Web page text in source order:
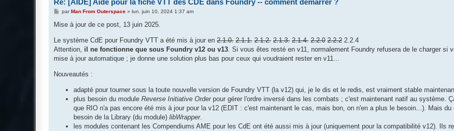
M
s
g
e
parMan From Outerspace» lun. juin 10, 2024 1:37 am
Mise à jour de ce post, 13 juin 2025.
Le système CdE pour Foundry VTT a été mis à jour en 2.1.0. 2.1.1. 2.1.2. 2.1.3. 2.1.4. 2.2.0 2.2.2 2.2.4
Attention, il ne fonctionne que sous Foundry v12 ou v13. Si vous êtes resté en v11, normalement Foundry refusera de le charger si
mise à jour automatique ; je donne une solution plus bas pour ceux qui voudraient rester en v11...
Nouveautés :
adapté pour tourner sous la toute nouvelle version de Foundry VTT (la v12) qui, je le dis et le redis, est vraiment stable
plus besoin du module Reverse Initiative Orderpour gérer l'ordre inversé dans les combats ; c'est maintenant natif au système.
que RIO n'a pas encore été mis à jour pour la v12 (EDIT : c'est maintenant le cas, mais bon, on n'en a plus le besoin...). Mais
besoin de la Library (du module) libWrapper.
les modules contenant les Compendiums AME pour les CdE ont été aussi mis à jour (uniquement pour la compatibilité v12). Ils